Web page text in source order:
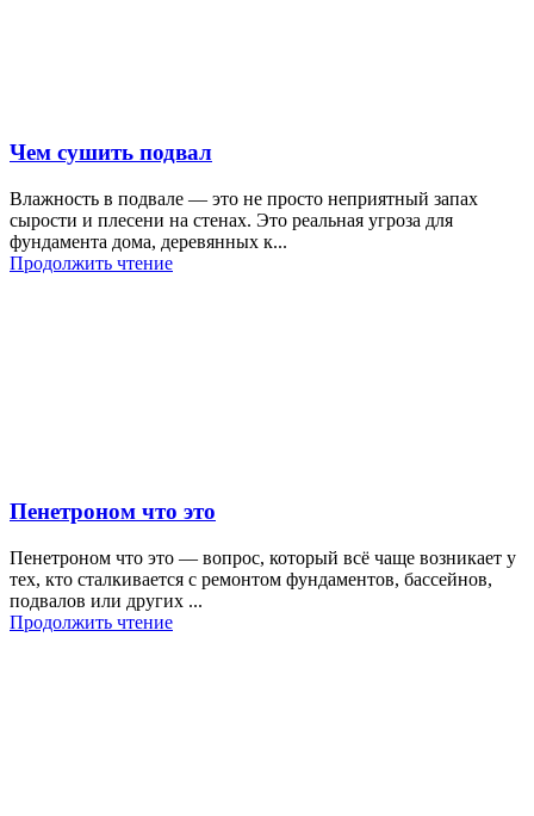
Чем сушить подвал
Влажность в подвале — это не просто неприятный запах
сырости и плесени на стенах. Это реальная угроза для
фундамента дома, деревянных к...
Продолжить чтение
Пенетроном что это
Пенетроном что это — вопрос, который всё чаще возникает у
тех, кто сталкивается с ремонтом фундаментов, бассейнов,
подвалов или других ...
Продолжить чтение